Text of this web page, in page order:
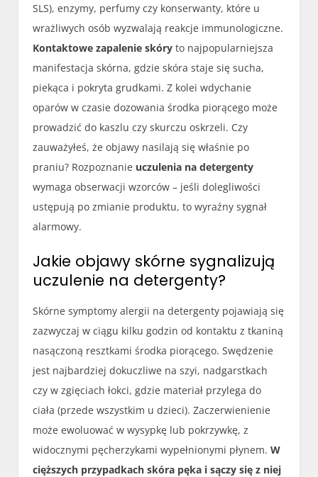
SLS), enzymy, perfumy czy konserwanty, które u
wrażliwych osób wyzwalają reakcje immunologiczne.
Kontaktowe zapalenie skóry to najpopularniejsza
manifestacja skórna, gdzie skóra staje się sucha,
piekąca i pokryta grudkami. Z kolei wdychanie
oparów w czasie dozowania środka piorącego może
prowadzić do kaszlu czy skurczu oskrzeli. Czy
zauważyłeś, że objawy nasilają się właśnie po
praniu? Rozpoznanie uczulenia na detergenty
wymaga obserwacji wzorców – jeśli dolegliwości
ustępują po zmianie produktu, to wyraźny sygnał
alarmowy.
Jakie objawy skórne sygnalizują
uczulenie na detergenty?
Skórne symptomy alergii na detergenty pojawiają się
zazwyczaj w ciągu kilku godzin od kontaktu z tkaniną
nasączoną resztkami środka piorącego. Swędzenie
jest najbardziej dokuczliwe na szyi, nadgarstkach
czy w zgięciach łokci, gdzie materiał przylega do
ciała (przede wszystkim u dzieci). Zaczerwienienie
może ewoluować w wysypkę lub pokrzywkę, z
widocznymi pęcherzykami wypełnionymi płynem.W
cięższych przypadkach skóra pęka i sączy się z niej